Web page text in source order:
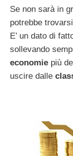
Se non sarà in
potrebbe
E’ un dato di
sollevando
economie più
uscire dalle